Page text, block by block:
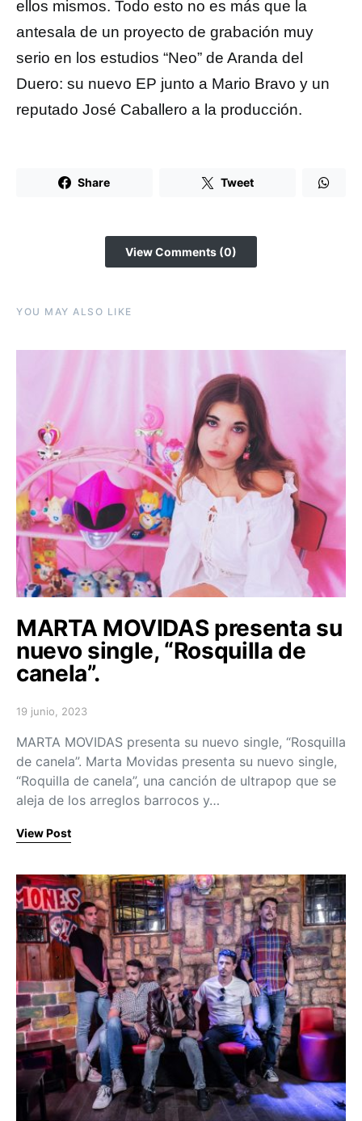
ellos mismos. Todo esto no es más que la
antesala de un proyecto de grabación muy
serio en los estudios “Neo” de Aranda del
Duero: su nuevo EP junto a Mario Bravo y un
reputado José Caballero a la producción.
Share Tweet
View Comments (0)
YOU MAY ALSO LIKE
MARTA MOVIDAS presenta su
nuevo single, “Rosquilla de
canela”.
Posted on
19 junio, 2023
MARTA MOVIDAS presenta su nuevo single, “Rosquilla
de canela”. Marta Movidas presenta su nuevo single,
“Roquilla de canela”, una canción de ultrapop que se
aleja de los arreglos barrocos y…
View Post